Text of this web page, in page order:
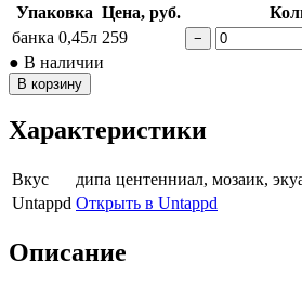
Упаковка Цена, руб.
банка 0,45л 259 −
● В наличии
В корзину
Характеристики
Вкус
дипа центенниал, мозаик,
Untappd Открыть в Untappd
Описание